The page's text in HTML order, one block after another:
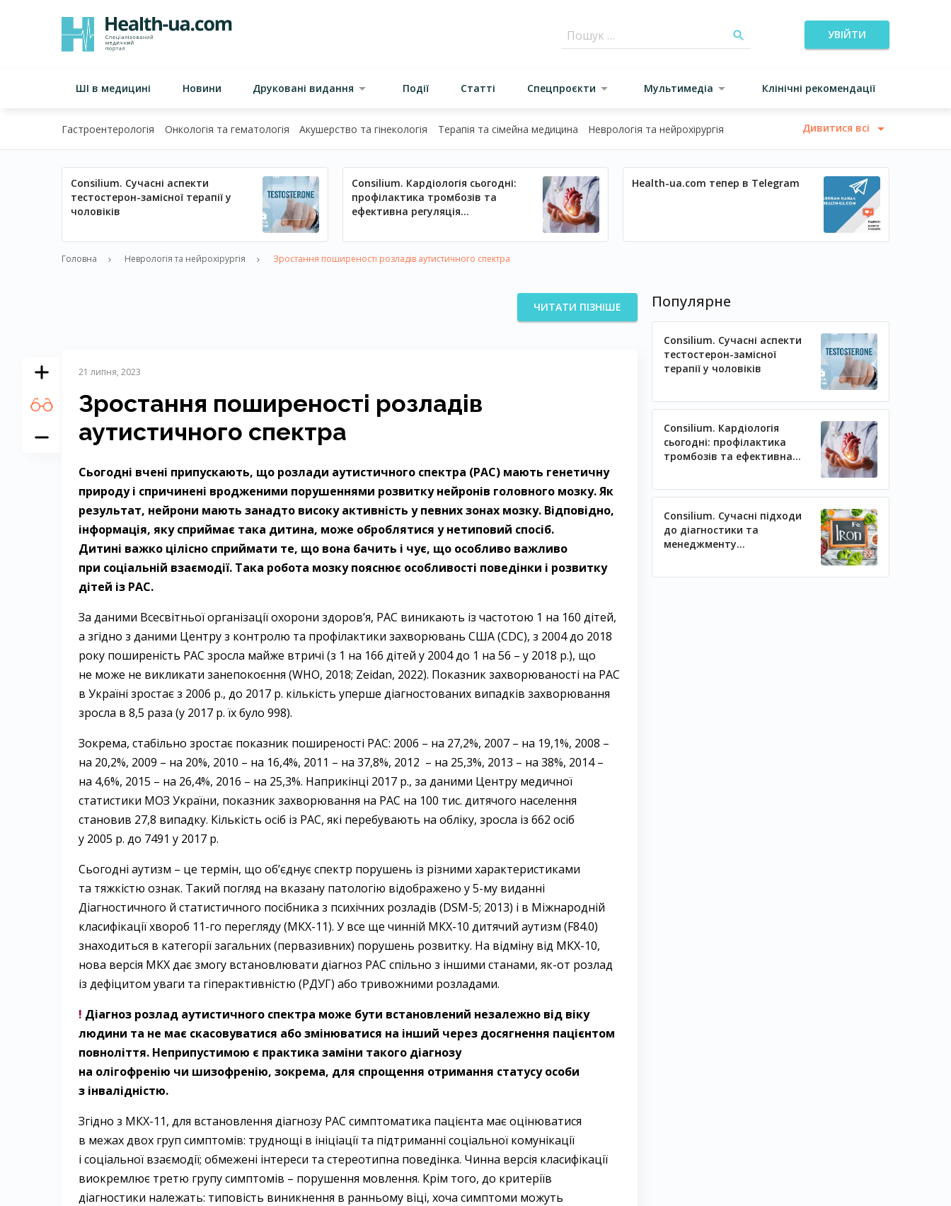
УВІЙТИ
ШІ в медицині Новини Друковані видання Події Статті Спецпроєкти Мультимедіа Клінічні рекомендації
Гастроентерологія Онкологія та гематологія Акушерство та гінекологія Терапія та сімейна медицина Неврологія та нейрохірургія Дивитися всі
Consilium. Сучасні аспекти
тестостерон-замісної терапії у
чоловіків
Consilium. Кардіологія сьогодні:
профілактика тромбозів та
ефективна регуляція
Health-ua.com тепер в Telegram
Головна Неврологія та нейрохірургія Зростання поширеності розладів аутистичного спектра
ЧИТАТИ ПІЗНІШЕ
21 липня, 2023
Зростання поширеності розладів
аутистичного спектра
Сьогодні вчені припускають, що розлади аутистичного спектра (РАС) мають генетичну
природу і спричинені вродженими порушеннями розвитку нейронів головного мозку. Як
результат, нейрони мають занадто високу активність у певних зонах мозку. Відповідно,
інформація, яку сприймає така дитина, може оброблятися у нетиповий спосіб.
Дитині важко цілісно сприймати те, що вона бачить і чує, що особливо важливо
при соціальній взаємодії. Така робота мозку пояснює особливості поведінки і розвитку
дітей із РАС.
За даними Всесвітньої організації охорони здоров’я, РАС виникають із частотою 1 на 160 дітей,
а згідно з даними Центру з контролю та профілактики захворювань США (CDC), з 2004 до 2018
року поширеність РАС зросла майже втричі (з 1 на 166 дітей у 2004 до 1 на 56 – у 2018 р.), що
не може не викликати занепокоєння (WHO, 2018; Zeidan, 2022). Показник захворюваності на РАС
в Україні зростає з 2006 р., до 2017 р. кількість уперше діагностованих випадків захворювання
зросла в 8,5 раза (у 2017 р. їх було 998).
Зокрема, стабільно зростає показник поширеності РАС: 2006 – на 27,2%, 2007 – на 19,1%, 2008 –
на 20,2%, 2009 – на 20%, 2010 – на 16,4%, 2011 – на 37,8%, 2012 – на 25,3%, 2013 – на 38%, 2014 –
на 4,6%, 2015 – на 26,4%, 2016 – на 25,3%. Наприкінці 2017 р., за даними Центру медичної
статистики МОЗ України, показник захворювання на РАС на 100 тис. дитячого населення
становив 27,8 випадку. Кількість осіб із РАС, які перебувають на обліку, зросла із 662 осіб
у 2005 р. до 7491 у 2017 р.
Сьогодні аутизм – це термін, що об’єднує спектр порушень із різними характеристиками
та тяжкістю ознак. Такий погляд на вказану патологію відображено у 5-му виданні
Діагностичного й статистичного посібника з психічних розладів (DSM-5; 2013) і в Міжнародній
класифікації хвороб 11-го перегляду (МКХ-11). У все ще чинній МКХ-10 дитячий аутизм (F84.0)
знаходиться в категорії загальних (первазивних) порушень розвитку. На відміну від МКХ-10,
нова версія МКХ дає змогу встановлювати діагноз РАС спільно з іншими станами, як-от розлад
із дефіцитом уваги та гіперактивністю (РДУГ) або тривожними розладами.
! Діагноз розлад аутистичного спектра може бути встановлений незалежно від віку
людини та не має скасовуватися або змінюватися на інший через досягнення пацієнтом
повноліття. Неприпустимою є практика заміни такого діагнозу
на олігофренію чи шизофренію, зокрема, для спрощення отримання статусу особи
з інвалідністю.
Згідно з МКХ-11, для встановлення діагнозу РАС симптоматика пацієнта має оцінюватися
в межах двох груп симптомів: труднощі в ініціації та підтриманні соціальної комунікації
і соціальної взаємодії; обмежені інтереси та стереотипна поведінка. Чинна версія класифікації
виокремлює третю групу симптомів – порушення мовлення. Крім того, до критеріїв
діагностики належать: типовість виникнення в ранньому віці, хоча симптоми можуть
Популярне
Consilium. Сучасні аспекти
тестостерон-замісної
терапії у чоловіків
Consilium. Кардіологія
сьогодні: профілактика
тромбозів та ефективна
Consilium. Сучасні підходи
до діагностики та
менеджменту